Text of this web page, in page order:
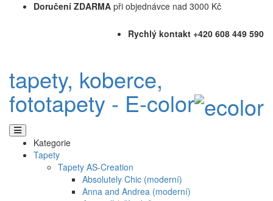
Doručení ZDARMA při objednávce nad 3000 Kč
Rychlý kontakt +420 608 449 590
tapety, koberce,
fototapety - E-color
Kategorie
Tapety
Tapety AS-Creation
Absolutely Chic (moderní)
Anna and Andrea (moderní)